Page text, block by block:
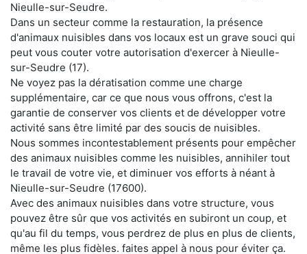
Nieulle-sur-Seudre.
Dans un secteur comme la restauration, la présence
d'animaux nuisibles dans vos locaux est un grave souci qui
peut vous couter votre autorisation d'exercer à Nieulle-
sur-Seudre (17).
Ne voyez pas la dératisation comme une charge
supplémentaire, car ce que nous vous offrons, c'est la
garantie de conserver vos clients et de développer votre
activité sans être limité par des soucis de nuisibles.
Nous sommes incontestablement présents pour empêcher
des animaux nuisibles comme les nuisibles, annihiler tout
le travail de votre vie, et diminuer vos efforts à néant à
Nieulle-sur-Seudre (17600).
Avec des animaux nuisibles dans votre structure, vous
pouvez être sûr que vos activités en subiront un coup, et
qu'au fil du temps, vous perdrez de plus en plus de clients,
même les plus fidèles. faites appel à nous pour éviter ça.